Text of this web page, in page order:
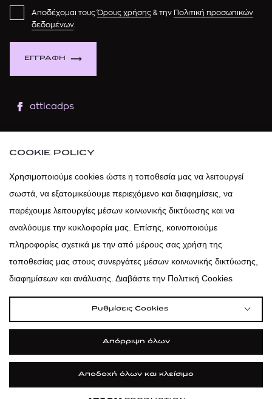
ΕΓΓΡΑΦΗ
Αποδέχομαι τουςΌρους χρήσης & την Πολιτική προσωπικών
δεδομένων.
atticadps
atticadps
| Πολιτική Cookies | Κώδικας Δεοντολογίας
Προστασία Προσωπικών Δεδομένων
COOKIE POLICY
Χρησιμοποιούμε cookies ώστε η τοποθεσία μας να λειτουργεί
σωστά, να εξατομικεύουμε περιεχόμενο και διαφημίσεις, να
παρέχουμε λειτουργίες μέσων κοινωνικής δικτύωσης και να
αναλύουμε την κυκλοφορία μας. Επίσης, κοινοποιούμε
πληροφορίες σχετικά με την από μέρους σας χρήση της
τοποθεσίας μας στους συνεργάτες μέσων κοινωνικής δικτύωσης,
διαφημίσεων και ανάλυσης. Διαβάστε την Πολιτική Cookies
Ρυθμίσεις Cookies
Απόρριψη όλων
Αποδοχή όλων και κλείσιμο